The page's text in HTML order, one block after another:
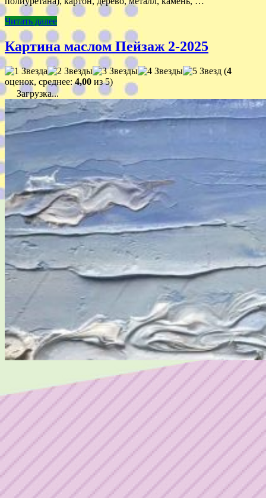
Читать далее
Картина маслом Пейзаж 2-2025
(4
оценок, среднее:4,00 из 5)
Загрузка...